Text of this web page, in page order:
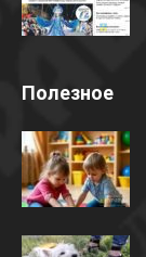
Полезное